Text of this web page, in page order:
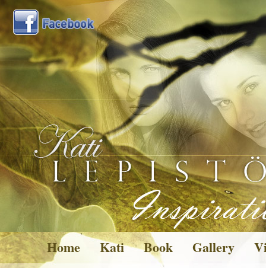
Home Kati Book Gallery